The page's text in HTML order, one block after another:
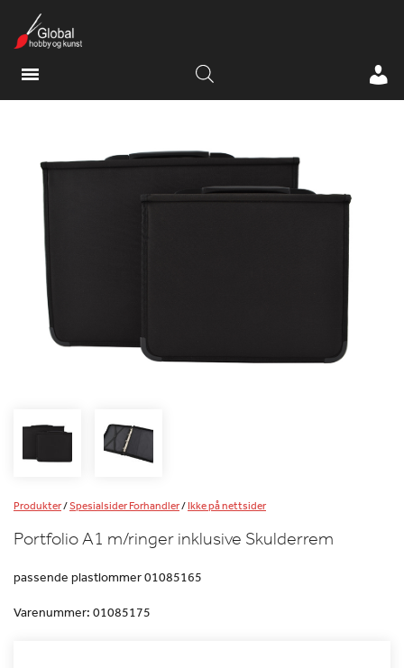
Produkter/Spesialsider Forhandler/Ikke på nettsider
Portfolio A1 m/ringer inklusive Skulderrem
passende plastlommer 01085165
Varenummer: 01085175